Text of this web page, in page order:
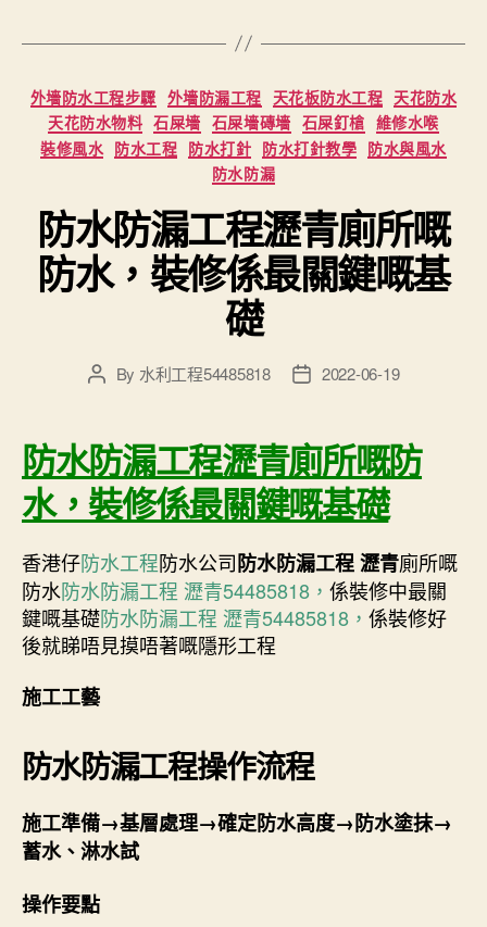
Categories
外墻防水工程步驟 外墻防漏工程 天花板防水工程 天花防水
天花防水物料 石屎墻 石屎墻磚墻 石屎釘槍 維修水喉
裝修風水 防水工程 防水打針 防水打針教學 防水與風水
防水防漏
防水防漏工程瀝青廁所嘅
防水，裝修係最關鍵嘅基
礎
PostBy 水利工程54485818
Post2022-06-19
防水防漏工程瀝青廁所嘅防
水，裝修係最關鍵嘅基礎
香港仔防水工程防水公司防水防漏工程 瀝青廁所嘅
防水防水防漏工程 瀝青54485818， 係裝修中最關
鍵嘅基礎防水防漏工程 瀝青54485818， 係裝修好
後就睇唔見摸唔著嘅隱形工程
施工工藝
防水防漏工程操作流程
施工準備→基層處理→確定防水高度→防水塗抹→
蓄水、淋水試
操作要點